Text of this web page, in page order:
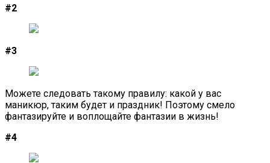
#2
#3
Можете следовать такому правилу: какой у вас
маникюр, таким будет и праздник! Поэтому смело
фантазируйте и воплощайте фантазии в жизнь!
#4